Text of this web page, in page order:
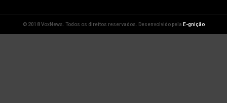
© 2018 VoxNews. Todos os direitos reservados. Desenvolvido pela E-gnição